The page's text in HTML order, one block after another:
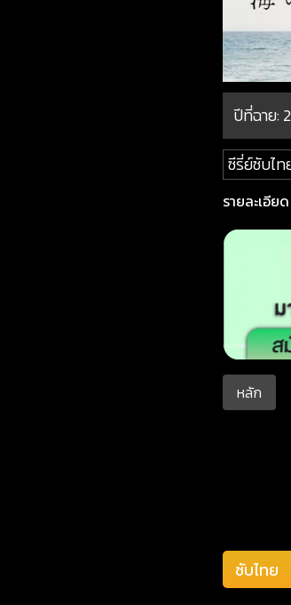
ปีที่ฉาย:
ซีรี่ย์ซับไท
รายละเอีย
หลัก